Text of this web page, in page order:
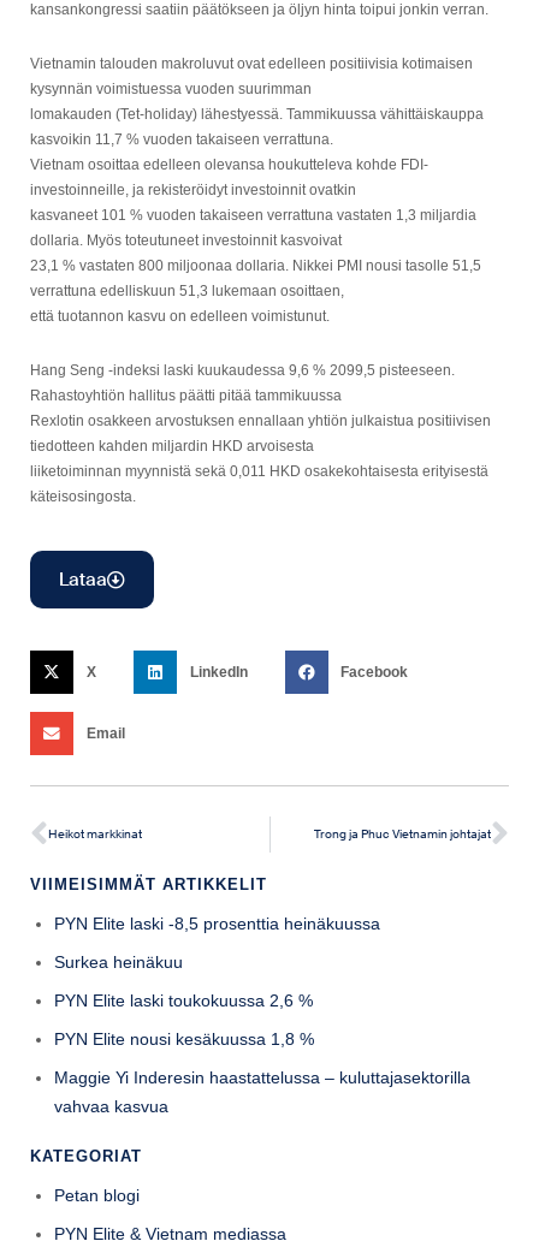
kansankongressi saatiin päätökseen ja öljyn hinta toipui jonkin verran.
Vietnamin talouden makroluvut ovat edelleen positiivisia kotimaisen
kysynnän voimistuessa vuoden suurimman
lomakauden (Tet-holiday) lähestyessä. Tammikuussa vähittäiskauppa
kasvoikin 11,7 % vuoden takaiseen verrattuna.
Vietnam osoittaa edelleen olevansa houkutteleva kohde FDI-
investoinneille, ja rekisteröidyt investoinnit ovatkin
kasvaneet 101 % vuoden takaiseen verrattuna vastaten 1,3 miljardia
dollaria. Myös toteutuneet investoinnit kasvoivat
23,1 % vastaten 800 miljoonaa dollaria. Nikkei PMI nousi tasolle 51,5
verrattuna edelliskuun 51,3 lukemaan osoittaen,
että tuotannon kasvu on edelleen voimistunut.
Hang Seng -indeksi laski kuukaudessa 9,6 % 2099,5 pisteeseen.
Rahastoyhtiön hallitus päätti pitää tammikuussa
Rexlotin osakkeen arvostuksen ennallaan yhtiön julkaistua positiivisen
tiedotteen kahden miljardin HKD arvoisesta
liiketoiminnan myynnistä sekä 0,011 HKD osakekohtaisesta erityisestä
käteisosingosta.
Lataa
X LinkedIn Facebook
Email
Heikot markkinat Trong ja Phuc Vietnamin johtajat
VIIMEISIMMÄT ARTIKKELIT
PYN Elite laski -8,5 prosenttia heinäkuussa
Surkea heinäkuu
PYN Elite laski toukokuussa 2,6 %
PYN Elite nousi kesäkuussa 1,8 %
Maggie Yi Inderesin haastattelussa – kuluttajasektorilla
vahvaa kasvua
KATEGORIAT
Petan blogi
PYN Elite & Vietnam mediassa